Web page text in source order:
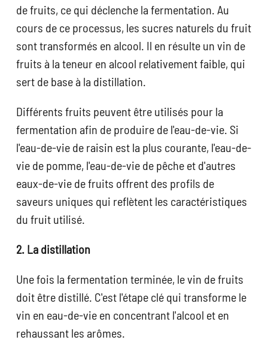
de fruits, ce qui déclenche la fermentation. Au
cours de ce processus, les sucres naturels du fruit
sont transformés en alcool. Il en résulte un vin de
fruits à la teneur en alcool relativement faible, qui
sert de base à la distillation.
Différents fruits peuvent être utilisés pour la
fermentation afin de produire de l'eau-de-vie. Si
l'eau-de-vie de raisin est la plus courante, l'eau-de-
vie de pomme, l'eau-de-vie de pêche et d'autres
eaux-de-vie de fruits offrent des profils de
saveurs uniques qui reflètent les caractéristiques
du fruit utilisé.
2. La distillation
Une fois la fermentation terminée, le vin de fruits
doit être distillé. C'est l'étape clé qui transforme le
vin en eau-de-vie en concentrant l'alcool et en
rehaussant les arômes.